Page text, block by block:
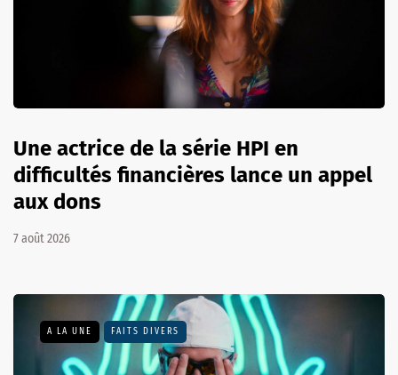
Une actrice de la série HPI en
difficultés financières lance un appel
aux dons
7 août 2026
A LA UNE FAITS DIVERS